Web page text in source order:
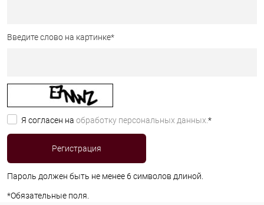
Введите слово на картинке*
Я согласен на обработку персональных данных. *
Пароль должен быть не менее 6 символов длиной.
*Обязательные поля.